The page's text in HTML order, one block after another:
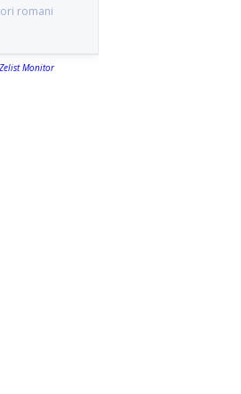
romani
Zelist Monitor